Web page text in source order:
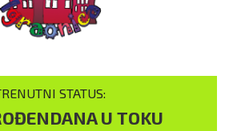
STATUS:
U TOKU